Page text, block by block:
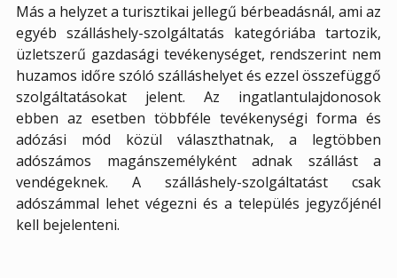
Más a helyzet a turisztikai jellegű bérbeadásnál, ami az
egyéb szálláshely-szolgáltatás kategóriába tartozik,
üzletszerű gazdasági tevékenységet, rendszerint nem
huzamos időre szóló szálláshelyet és ezzel összefüggő
szolgáltatásokat jelent. Az ingatlantulajdonosok
ebben az esetben többféle tevékenységi forma és
adózási mód közül választhatnak, a legtöbben
adószámos magánszemélyként adnak szállást a
vendégeknek. A szálláshely-szolgáltatást csak
adószámmal lehet végezni és a település jegyzőjénél
kell bejelenteni.